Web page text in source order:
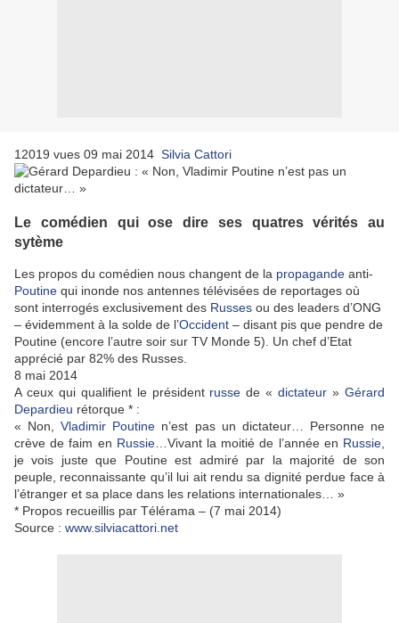
12019 vues 09 mai 2014 Silvia Cattori
Le comédien qui ose dire ses quatres vérités au
sytème
Les propos du comédien nous changent de la propagande anti-
Poutine qui inonde nos antennes télévisées de reportages où
sont interrogés exclusivement des Russes ou des leaders d’ONG
– évidemment à la solde de l’Occident – disant pis que pendre de
Poutine (encore l’autre soir sur TV Monde 5). Un chef d’Etat
apprécié par 82% des Russes.
8 mai 2014
A ceux qui qualifient le président russe de «dictateur »Gérard
Depardieu rétorque * :
« Non,Vladimir Poutine n’est pas un dictateur… Personne ne
crève de faim en Russie…Vivant la moitié de l’année en Russie
je vois juste que Poutine est admiré par la majorité de son
peuple, reconnaissante qu’il lui ait rendu sa dignité perdue face à
l’étranger et sa place dans les relations internationales… »
* Propos recueillis par Télérama – (7 mai 2014)
Source : www.silviacattori.net